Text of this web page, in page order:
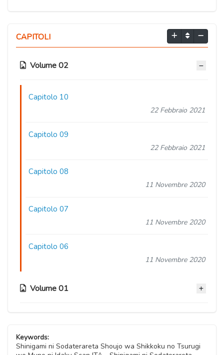
CAPITOLI
Volume 02
Capitolo 10
22 Febbraio 2021
Capitolo 09
22 Febbraio 2021
Capitolo 08
11 Novembre 2020
Capitolo 07
11 Novembre 2020
Capitolo 06
11 Novembre 2020
Volume 01
Keywords:
Shinigami ni Sodaterareta Shoujo wa Shikkoku no Tsurugi